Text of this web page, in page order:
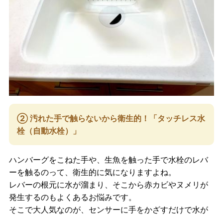
② 汚れた手で触らないから衛生的！「タッチレス水
栓（自動水栓）」
ハンバーグをこねた手や、生魚を触った手で水栓のレバ
ーを触るのって、衛生的に気になりますよね。
レバーの根元に水が溜まり、そこから赤カビやヌメリが
発生するのもよくあるお悩みです。
そこで大人気なのが、センサーに手をかざすだけで水が